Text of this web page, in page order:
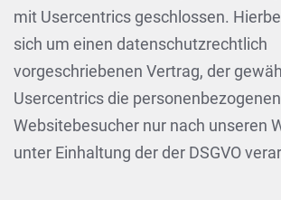
mit Usercentrics geschlossen.
sich um einen datenschutzrechtlich
vorgeschriebenen Vertrag, der
Usercentrics die
Websitebesucher nur nach unseren
unter Einhaltung der der DSGVO